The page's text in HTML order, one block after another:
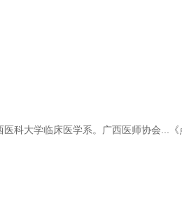
科大学临床医学系。广西医师协会...